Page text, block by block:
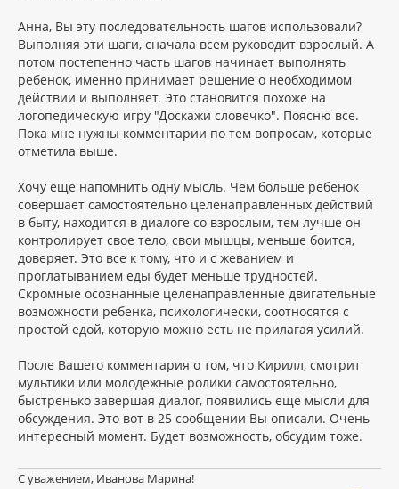
Анна, Вы эту последовательность шагов использовали?
Выполняя эти шаги, сначала всем руководит взрослый. А
потом постепенно часть шагов начинает выполнять
ребенок, именно принимает решение о необходимом
действии и выполняет. Это становится похоже на
логопедическую игру "Доскажи словечко". Поясню все.
Пока мне нужны комментарии по тем вопросам, которые
отметила выше.
Хочу еще напомнить одну мысль. Чем больше ребенок
совершает самостоятельно целенаправленных действий
в быту, находится в диалоге со взрослым, тем лучше он
контролирует свое тело, свои мышцы, меньше боится,
доверяет. Это все к тому, что и с жеванием и
проглатыванием еды будет меньше трудностей.
Скромные осознанные целенаправленные двигательные
возможности ребенка, психологически, соотносятся с
простой едой, которую можно есть не прилагая усилий.
После Вашего комментария о том, что Кирилл, смотрит
мультики или молодежные ролики самостоятельно,
быстренько завершая диалог, появились еще мысли для
обсуждения. Это вот в 25 сообщении Вы описали. Очень
интересный момент. Будет возможность, обсудим тоже.
С уважением, Иванова Марина!